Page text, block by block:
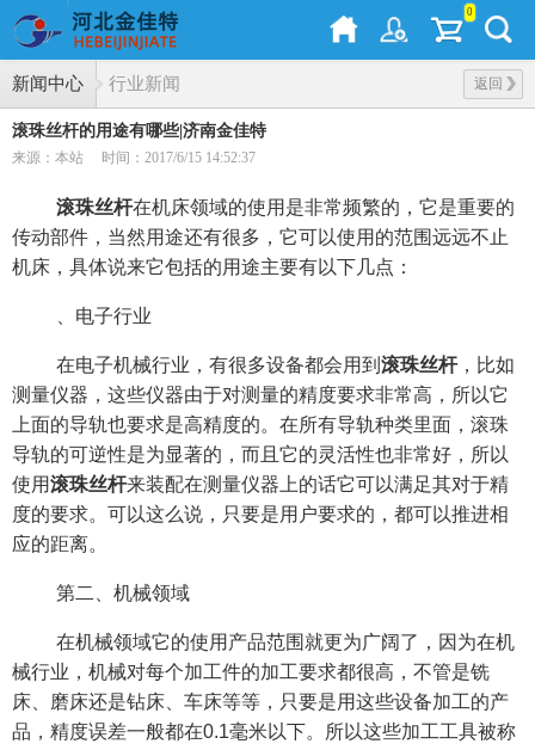
0
新闻中心 返回
行业新闻
滚珠丝杆的用途有哪些|济南金佳特
来源：本站 时间：2017/6/15 14:52:37
滚珠丝杆在机床领域的使用是非常频繁的，它是重要的
传动部件，当然用途还有很多，它可以使用的范围远远不止
机床，具体说来它包括的用途主要有以下几点：
、电子行业
在电子机械行业，有很多设备都会用到滚珠丝杆，比如
测量仪器，这些仪器由于对测量的精度要求非常高，所以它
上面的导轨也要求是高精度的。在所有导轨种类里面，滚珠
导轨的可逆性是为显著的，而且它的灵活性也非常好，所以
使用滚珠丝杆来装配在测量仪器上的话它可以满足其对于精
度的要求。可以这么说，只要是用户要求的，都可以推进相
应的距离。
第二、机械领域
在机械领域它的使用产品范围就更为广阔了，因为在机
械行业，机械对每个加工件的加工要求都很高，不管是铣
床、磨床还是钻床、车床等等，只要是用这些设备加工的产
品，精度误差一般都在0.1毫米 以下。所以这些加工工具被称